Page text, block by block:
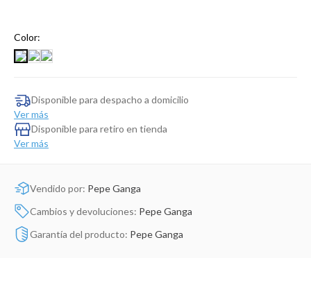
Color:
Disponible para despacho a domicilio
Ver más
Disponible para retiro en tienda
Ver más
Vendido por: Pepe Ganga
Cambios y devoluciones: Pepe Ganga
Garantía del producto: Pepe Ganga
Dinosaurio Juguete